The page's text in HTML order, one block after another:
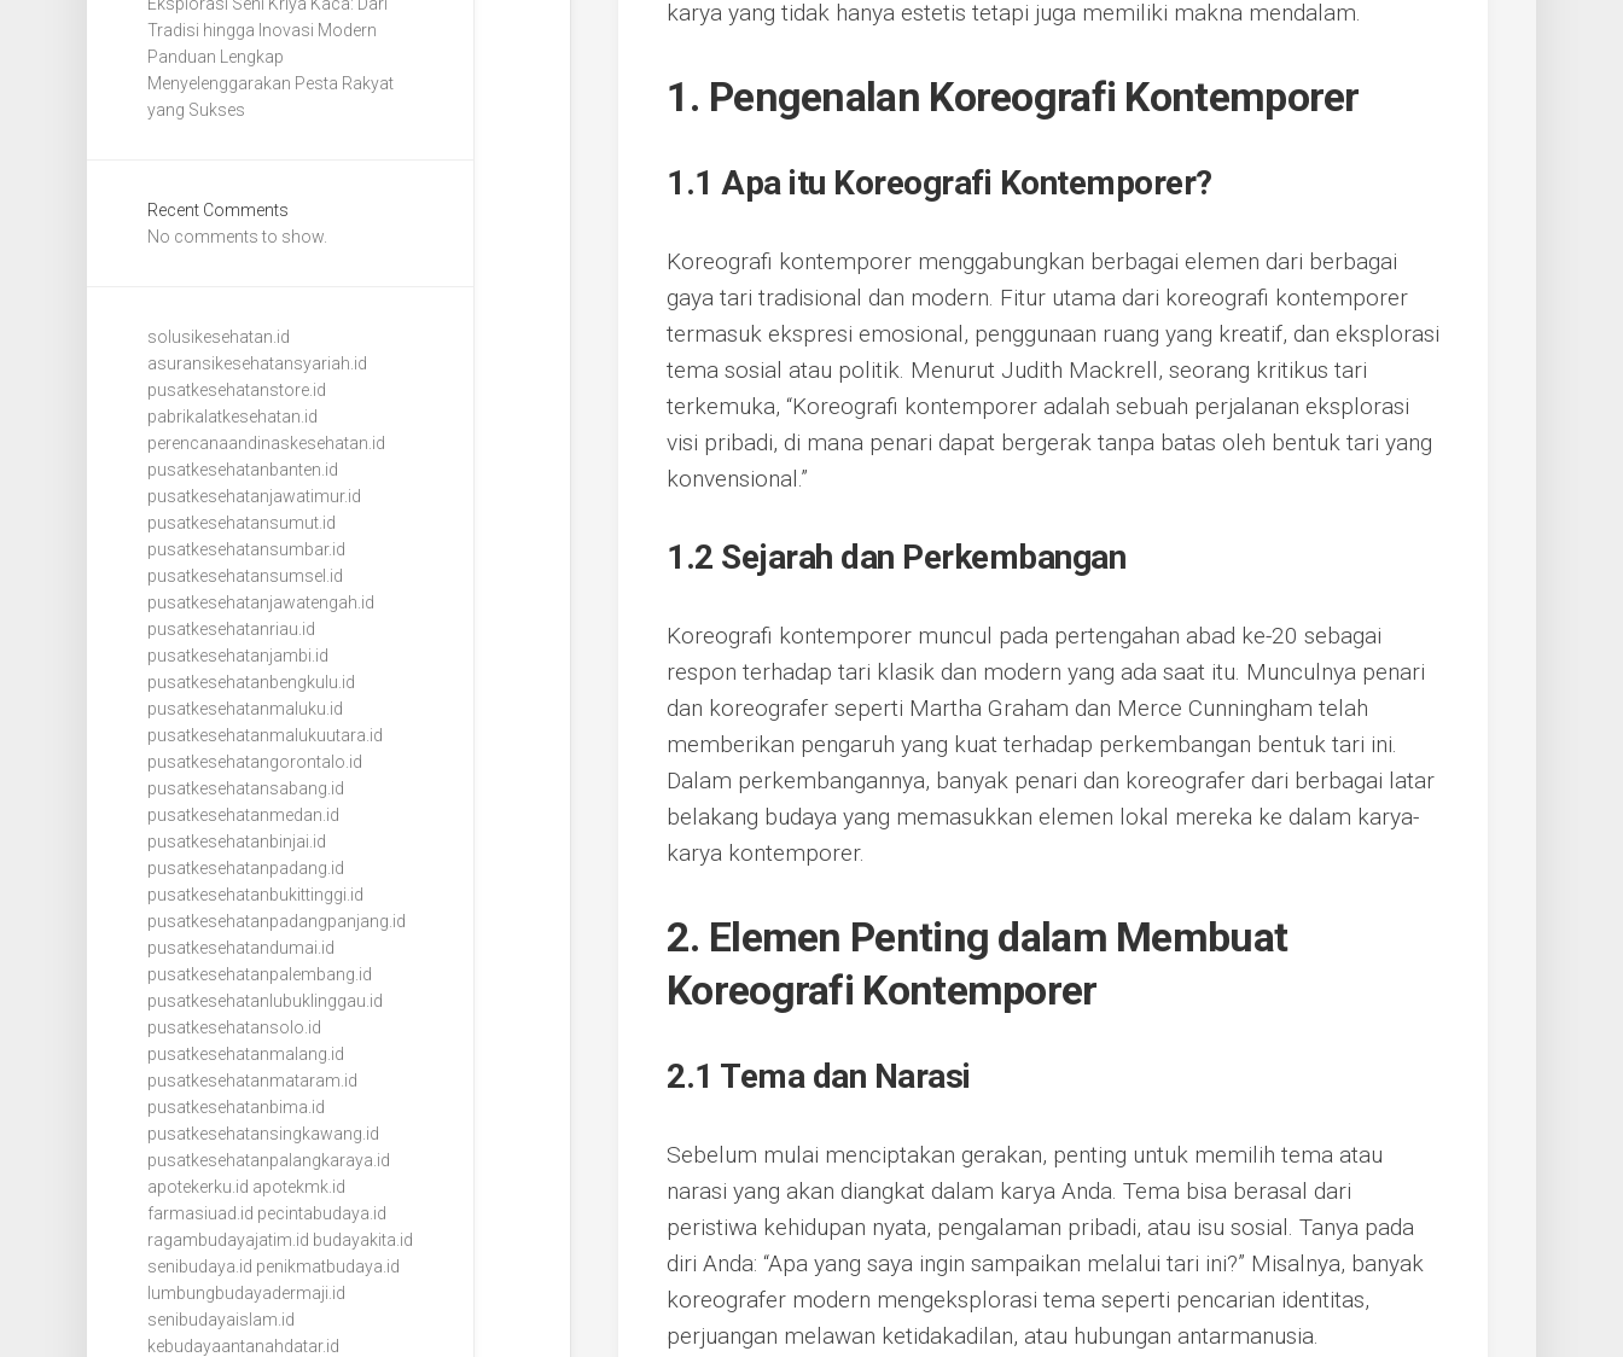
Tradisi hingga Inovasi Modern
Panduan Lengkap
Menyelenggarakan Pesta Rakyat
yang Sukses
Recent Comments
No comments to show.
solusikesehatan.id
asuransikesehatansyariah.id
pusatkesehatanstore.id
pabrikalatkesehatan.id
perencanaandinaskesehatan.id
pusatkesehatanbanten.id
pusatkesehatanjawatimur.id
pusatkesehatansumut.id
pusatkesehatansumbar.id
pusatkesehatansumsel.id
pusatkesehatanjawatengah.id
pusatkesehatanriau.id
pusatkesehatanjambi.id
pusatkesehatanbengkulu.id
pusatkesehatanmaluku.id
pusatkesehatanmalukuutara.id
pusatkesehatangorontalo.id
pusatkesehatansabang.id
pusatkesehatanmedan.id
pusatkesehatanbinjai.id
pusatkesehatanpadang.id
pusatkesehatanbukittinggi.id
pusatkesehatanpadangpanjang.id
pusatkesehatandumai.id
pusatkesehatanpalembang.id
pusatkesehatanlubuklinggau.id
pusatkesehatansolo.id
pusatkesehatanmalang.id
pusatkesehatanmataram.id
pusatkesehatanbima.id
pusatkesehatansingkawang.id
pusatkesehatanpalangkaraya.id
apotekerku.id apotekmk.id
farmasiuad.id pecintabudaya.id
ragambudayajatim.id budayakita.id
senibudaya.id penikmatbudaya.id
lumbungbudayadermaji.id
senibudayaislam.id
kebudayaantanahdatar.id
karya yang tidak hanya estetis tetapi juga memiliki makna mendalam.
1. Pengenalan Koreografi Kontemporer
1.1 Apa itu Koreografi Kontemporer?
Koreografi kontemporer menggabungkan berbagai elemen dari berbagai
gaya tari tradisional dan modern. Fitur utama dari koreografi kontemporer
termasuk ekspresi emosional, penggunaan ruang yang kreatif, dan eksplorasi
tema sosial atau politik. Menurut Judith Mackrell, seorang kritikus tari
terkemuka, “Koreografi kontemporer adalah sebuah perjalanan eksplorasi
visi pribadi, di mana penari dapat bergerak tanpa batas oleh bentuk tari yang
konvensional.”
1.2 Sejarah dan Perkembangan
Koreografi kontemporer muncul pada pertengahan abad ke-20 sebagai
respon terhadap tari klasik dan modern yang ada saat itu. Munculnya penari
dan koreografer seperti Martha Graham dan Merce Cunningham telah
memberikan pengaruh yang kuat terhadap perkembangan bentuk tari ini.
Dalam perkembangannya, banyak penari dan koreografer dari berbagai latar
belakang budaya yang memasukkan elemen lokal mereka ke dalam karya-
karya kontemporer.
2. Elemen Penting dalam Membuat
Koreografi Kontemporer
2.1 Tema dan Narasi
Sebelum mulai menciptakan gerakan, penting untuk memilih tema atau
narasi yang akan diangkat dalam karya Anda. Tema bisa berasal dari
peristiwa kehidupan nyata, pengalaman pribadi, atau isu sosial. Tanya pada
diri Anda: “Apa yang saya ingin sampaikan melalui tari ini?” Misalnya, banyak
koreografer modern mengeksplorasi tema seperti pencarian identitas,
perjuangan melawan ketidakadilan, atau hubungan antarmanusia.